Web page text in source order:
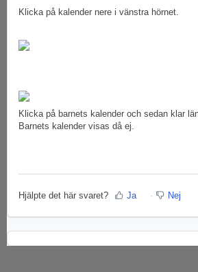
Klicka på kalender nere i vänstra hörnet.
Klicka på barnets kalender och sedan klar
Barnets kalender visas då ej.
Hjälpte det här svaret? Ja Nej